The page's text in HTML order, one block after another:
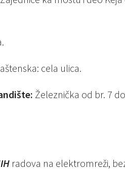
cela ulica.
Železnička od br. 7
radova na elektromreži,